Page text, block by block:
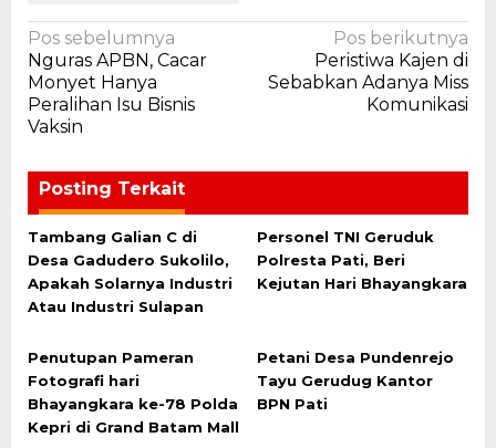
Navigasi
pos
Pos sebelumnya
Nguras APBN, Cacar
Monyet Hanya
Peralihan Isu Bisnis
Vaksin
Pos berikutnya
Peristiwa Kajen di
Sebabkan Adanya Miss
Komunikasi
Posting Terkait
Tambang Galian C di
Desa Gadudero Sukolilo,
Apakah Solarnya Industri
Atau Industri Sulapan
Personel TNI Geruduk
Polresta Pati, Beri
Kejutan Hari Bhayangkara
Penutupan Pameran
Fotografi hari
Bhayangkara ke-78 Polda
Kepri di Grand Batam Mall
Petani Desa Pundenrejo
Tayu Gerudug Kantor
BPN Pati